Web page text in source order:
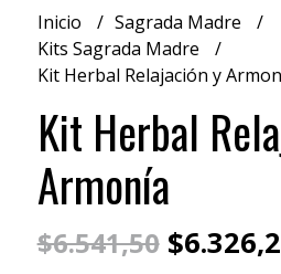
Inicio
Sagrada Madre
Kits Sagrada Madre
Kit Herbal Relajación y
Kit Herbal
Armonía
$6.541,50